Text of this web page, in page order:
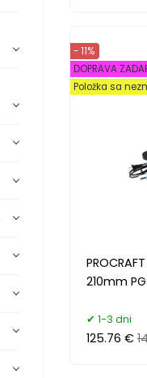
210mm
- 11%
DOPRAVA
Položka sa
1-3 dni
125.76 €